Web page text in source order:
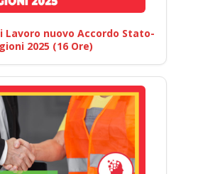
Lavoro nuovo Accordo Stato-
2025 (16 Ore)